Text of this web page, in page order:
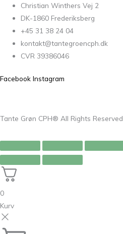
Christian Winthers Vej 2
DK-1860 Frederiksberg
+45 31 38 24 04
kontakt@tantegroencph.dk
CVR 39386046
Facebook Instagram
Tante Grøn CPH® All Rights Reserved
0
Kurv